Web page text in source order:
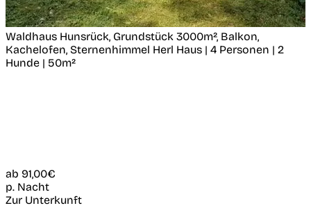
Waldhaus Hunsrück, Grundstück 3000m², Balkon,
Kachelofen, Sternenhimmel Herl Haus | 4 Personen | 2
Hunde | 50m²
ab 91,00€
p. Nacht
Zur Unterkunft